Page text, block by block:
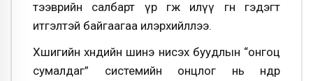
тээврийн салбарт үр өгөөжөө илүү өгнө гэдэгт
итгэлтэй байгаагаа илэрхийллээ.
Хөшигийн хөндийн шинэ нисэх буудлын “онгоц
сумалдаг” системийн онцлог нь өндөр